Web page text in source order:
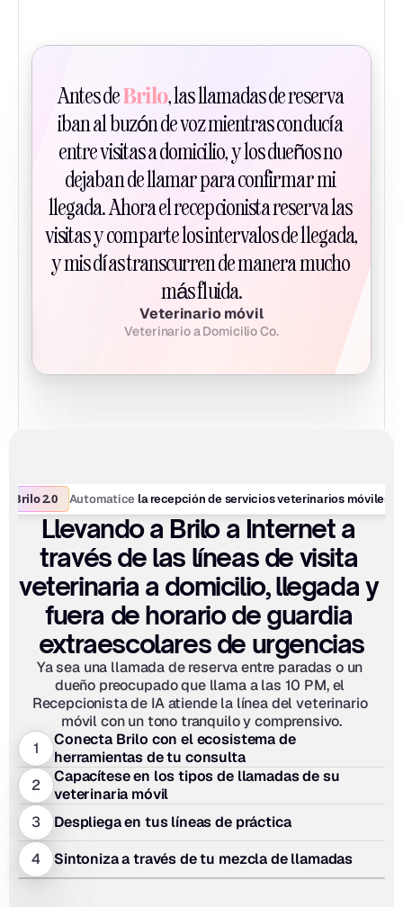
Antes de Brilo, las llamadas de reserva
iban al buzón de voz mientras conducía
entre visitas a domicilio, y los dueños no
dejaban de llamar para confirmar mi
llegada. Ahora el recepcionista reserva las
visitas y comparte los intervalos de llegada,
y mis días transcurren de manera mucho
más fluida.
Veterinario móvil
Veterinario a Domicilio Co.
Brilo 2.0 Automatice la recepción de servicios veterinarios móviles
Llevando a Brilo a Internet a
través de las líneas de visita
veterinaria a domicilio, llegada y
fuera de horario de guardia
extraescolares de urgencias
Ya sea una llamada de reserva entre paradas o un
dueño preocupado que llama a las 10 PM, el
Recepcionista de IA atiende la línea del veterinario
móvil con un tono tranquilo y comprensivo.
1
Conecta Brilo con el ecosistema de
herramientas de tu consulta
2
Capacítese en los tipos de llamadas de su
veterinaria móvil
3
Despliega en tus líneas de práctica
4
Sintoniza a través de tu mezcla de llamadas